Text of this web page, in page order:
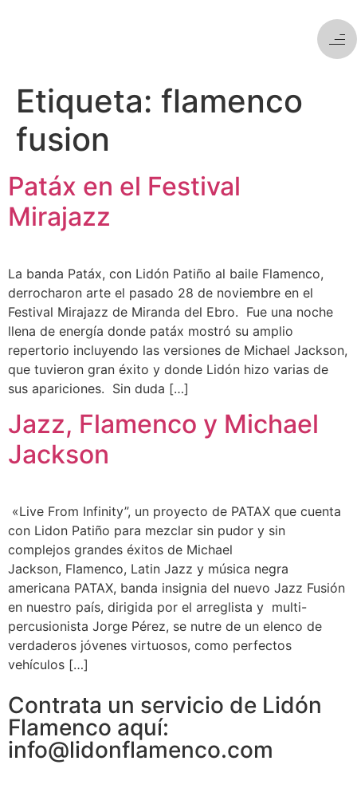
Etiqueta: flamenco
fusion
Patáx en el Festival
Mirajazz
La banda Patáx, con Lidón Patiño al baile Flamenco,
derrocharon arte el pasado 28 de noviembre en el
Festival Mirajazz de Miranda del Ebro. Fue una noche
llena de energía donde patáx mostró su amplio
repertorio incluyendo las versiones de Michael Jackson,
que tuvieron gran éxito y donde Lidón hizo varias de
sus apariciones. Sin duda […]
Jazz, Flamenco y Michael
Jackson
«Live From Infinity”, un proyecto de PATAX que cuenta
con Lidon Patiño para mezclar sin pudor y sin
complejos grandes éxitos de Michael
Jackson, Flamenco, Latin Jazz y música negra
americana PATAX, banda insignia del nuevo Jazz Fusión
en nuestro país, dirigida por el arreglista y multi-
percusionista Jorge Pérez, se nutre de un elenco de
verdaderos jóvenes virtuosos, como perfectos
vehículos […]
Contrata un servicio de Lidón
Flamenco aquí:
info@lidonflamenco.com